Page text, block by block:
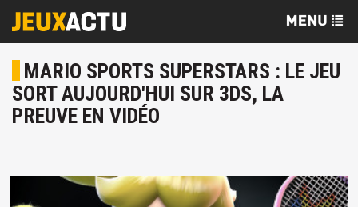
MARIO SPORTS SUPERSTARS : LE JEU
SORT AUJOURD'HUI SUR 3DS, LA
PREUVE EN VIDÉO